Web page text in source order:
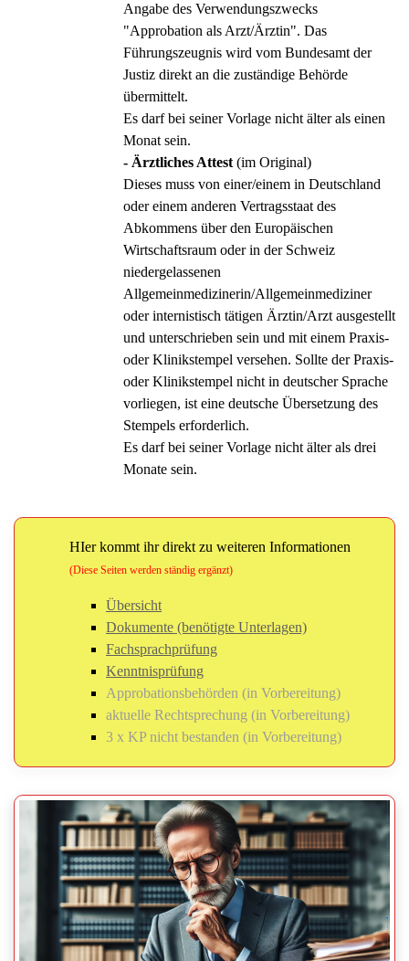
Angabe des Verwendungszwecks
"Approbation als Arzt/Ärztin". Das
Führungszeugnis wird vom Bundesamt der
Justiz direkt an die zuständige Behörde
übermittelt.
Es darf bei seiner Vorlage nicht älter als einen
Monat sein.
- Ärztliches Attest (im Original)
Dieses muss von einer/einem in Deutschland
oder einem anderen Vertragsstaat des
Abkommens über den Europäischen
Wirtschaftsraum oder in der Schweiz
niedergelassenen
Allgemeinmedizinerin/Allgemeinmediziner
oder internistisch tätigen Ärztin/Arzt ausgestellt
und unterschrieben sein und mit einem Praxis-
oder Klinikstempel versehen. Sollte der Praxis-
oder Klinikstempel nicht in deutscher Sprache
vorliegen, ist eine deutsche Übersetzung des
Stempels erforderlich.
Es darf bei seiner Vorlage nicht älter als drei
Monate sein.
HIer kommt ihr direkt zu weiteren Informationen
(Diese Seiten werden ständig ergänzt)
Übersicht
Dokumente (benötigte Unterlagen)
Fachsprachprüfung
Kenntnisprüfung
Approbationsbehörden (in Vorbereitung)
aktuelle Rechtsprechung (in Vorbereitung)
3 x KP nicht bestanden (in Vorbereitung)